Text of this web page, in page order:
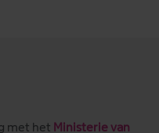
met het Ministerie van